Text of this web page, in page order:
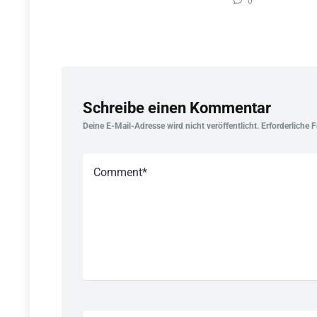
Schreibe einen Kommentar
Deine E-Mail-Adresse wird nicht veröffentlicht. Erforderliche